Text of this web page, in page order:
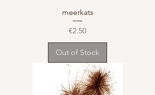
meerkats
Price
€2.50
Out of Stock